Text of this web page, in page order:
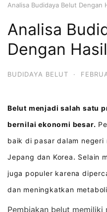
Analisa Budidaya Belut Dengan
Analisa
Dengan
BUDIDAYA BELUT ·
Belut menjadi salah satu
bernilai ekonomi besar.
baik di pasar dalam
Jepang dan Korea. Selain
juga populer karena
dan meningkatkan
Pembiakan belut